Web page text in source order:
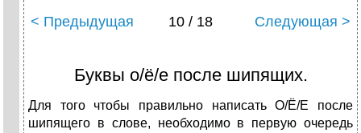
< Предыдущая 10 / 18 Следующая >
Буквы о/ё/е после шипящих.
Для того чтобы правильно написать О/Ё/Е после
шипящего в слове, необходимо в первую очередь